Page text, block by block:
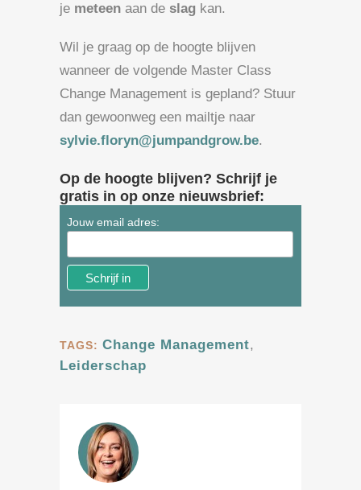
je meteen aan de slag kan.
Wil je graag op de hoogte blijven
wanneer de volgende Master Class
Change Management is gepland? Stuur
dan gewoonweg een mailtje naar
sylvie.floryn@jumpandgrow.be.
Op de hoogte blijven? Schrijf je
gratis in op onze nieuwsbrief:
Jouw email adres:
TAGS: Change Management,
Leiderschap